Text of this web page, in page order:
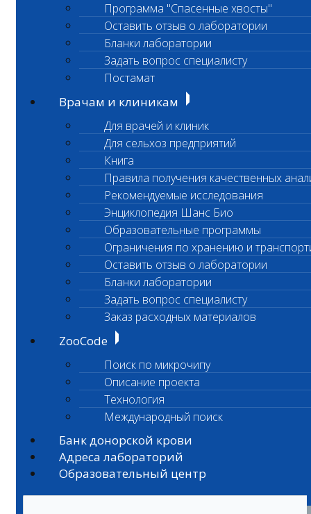
Программа "Спасенные хвосты"
Оставить отзыв о лаборатории
Бланки лаборатории
Задать вопрос специалисту
Постамат
Врачам и клиникам
Для врачей и клиник
Для сельхоз предприятий
Книга
Правила получения качественных
Рекомендуемые исследования
Энциклопедия Шанс Био
Образовательные программы
Ограничения по хранению и
Оставить отзыв о лаборатории
Бланки лаборатории
Задать вопрос специалисту
Заказ расходных материалов
ZooCode
Поиск по микрочипу
Описание проекта
Технология
Международный поиск
Банк донорской крови
Адреса лабораторий
Образовательный центр